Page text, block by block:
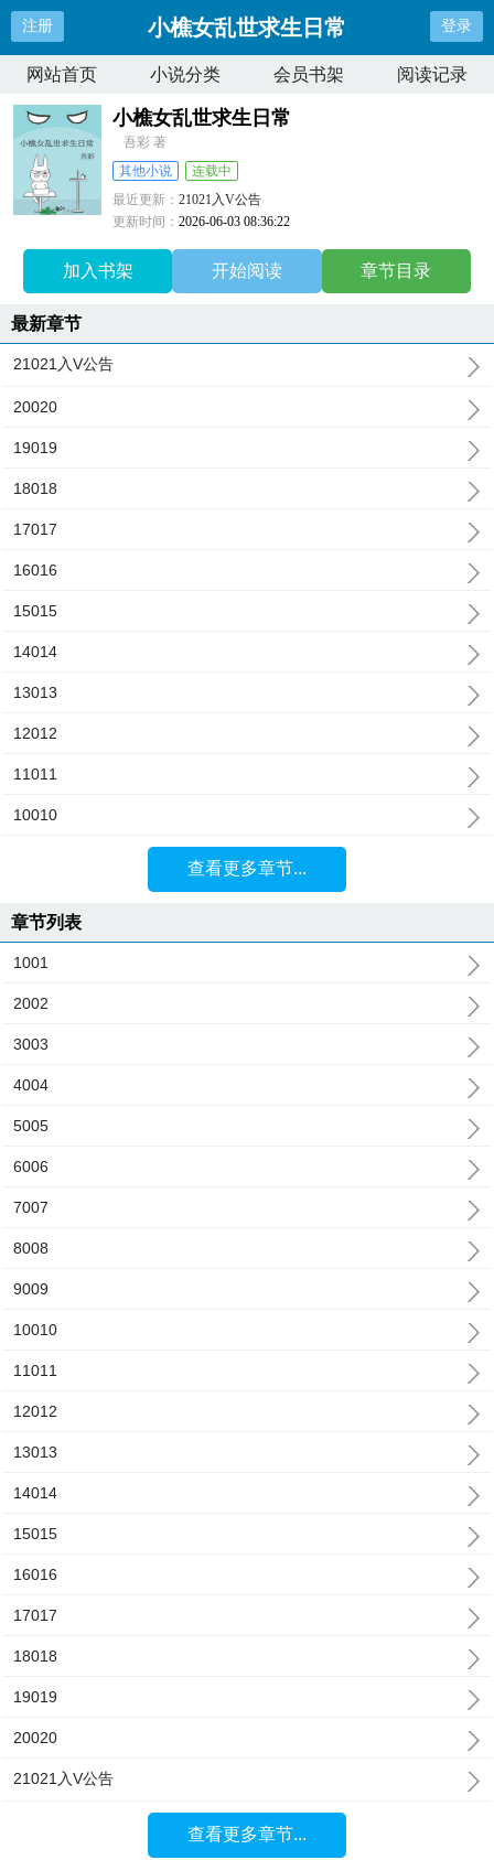
注册 小樵女乱世求生日常 登录
网站首页 小说分类 会员书架 阅读记录
小樵女乱世求生日常
吾彩 著
其他小说
连载中
最近更新：21021入V公告
更新时间：2026-06-03 08:36:22
加入书架 开始阅读 章节目录
最新章节
21021入V公告
20020
19019
18018
17017
16016
15015
14014
13013
12012
11011
10010
查看更多章节...
章节列表
1001
2002
3003
4004
5005
6006
7007
8008
9009
10010
11011
12012
13013
14014
15015
16016
17017
18018
19019
20020
21021入V公告
查看更多章节...